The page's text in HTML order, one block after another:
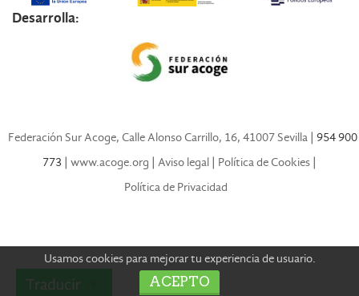
Usamos cookies para mejorar tu experiencia de usuario.
ACEPTO
Desarrolla:
Federación Sur Acoge, Calle Alonso Carrillo, 16, 41007 Sevilla | 954 900
773 | www.acoge.org | Aviso legal | Política de Cookies |
Política de Privacidad